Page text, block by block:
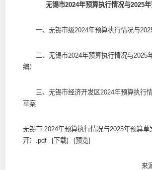
无锡市2024年预算执行情况与2025
一、无锡市级2024年预算执行情况与
二、无锡市2024年预算执行情况与2025
编）
三、无锡市经济开发区2024年预算执行
草案
无锡市 2024年预算执行情况与2025年预算草
开）.pdf
[下载] [预览]
来